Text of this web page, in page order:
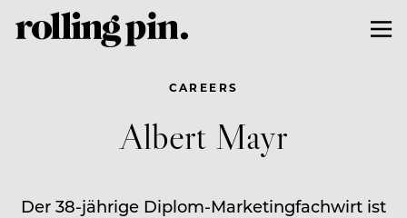
CAREERS
Albert Mayr
Der 38-jährige Diplom-Marketingfachwirt ist